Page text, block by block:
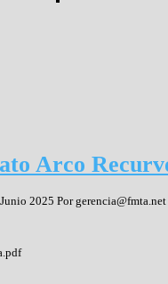
Arco
2025 Porgerencia@fmta.net